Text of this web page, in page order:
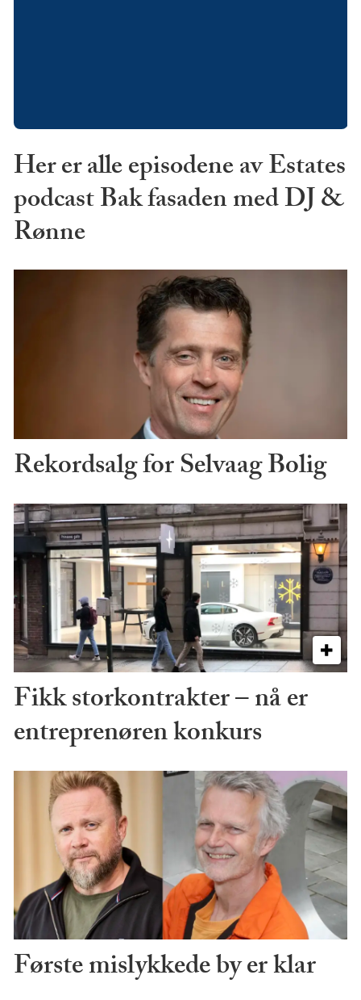
Her er alle episodene av Estates
podcast Bak fasaden med DJ &
Rønne
Rekordsalg for Selvaag Bolig
Fikk storkontrakter – nå er
entreprenøren konkurs
Første mislykkede by er klar